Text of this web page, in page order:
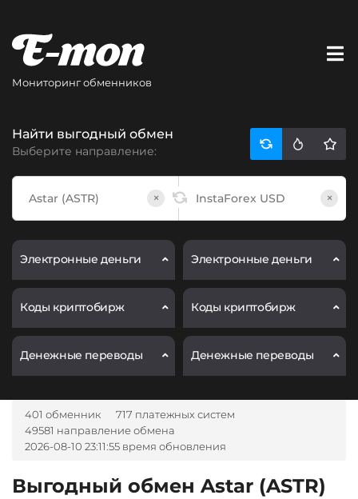
Мониторинг обменников
Найти выгодный обмен
Выберите направление:
× ×
Электронные деньги
Коды криптобирж
Денежные переводы
Электронные деньги
Коды криптобирж
Денежные переводы
401 обменник
717 платежных систем
49581 направление обмена
2026-08-10 23:11:55 время обновления
Выгодный обмен Astar (ASTR)